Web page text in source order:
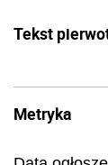
Tekst
Metryka